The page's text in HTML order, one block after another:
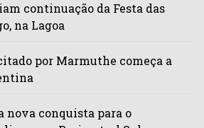
continuação da Festa das
na Lagoa
por Marmuthe começa a
nova conquista para o